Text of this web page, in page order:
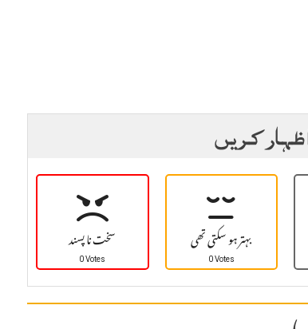
کریں
سخت نا پسند
0 Votes بہتر ہو سکتی تھی
0 Votes